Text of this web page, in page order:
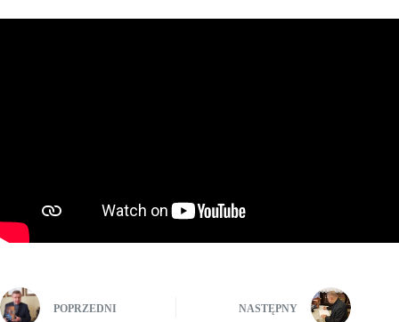
POPRZEDNI NASTĘPNY